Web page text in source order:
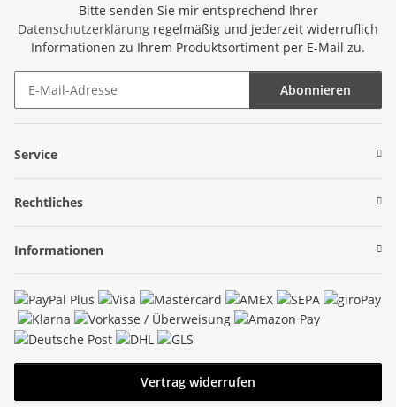
Bitte senden Sie mir entsprechend Ihrer
Datenschutzerklärung regelmäßig und jederzeit widerruflich
Informationen zu Ihrem Produktsortiment per E-Mail zu.
Abonnieren
Service
Rechtliches
Informationen
Vertrag widerrufen